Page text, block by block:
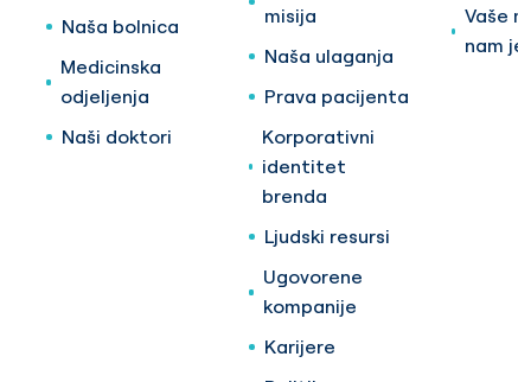
Naša bolnica
Medicinska
odjeljenja
Naši doktori
misija
Naša ulaganja
Prava pacijenta
Korporativni
identitet
brenda
Ljudski resursi
Ugovorene
kompanije
Karijere
Vaše
nam